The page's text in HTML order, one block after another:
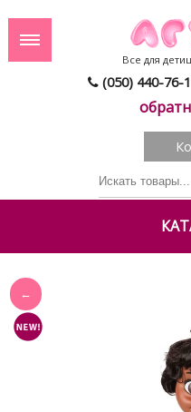
(050) 440-76-
Все для